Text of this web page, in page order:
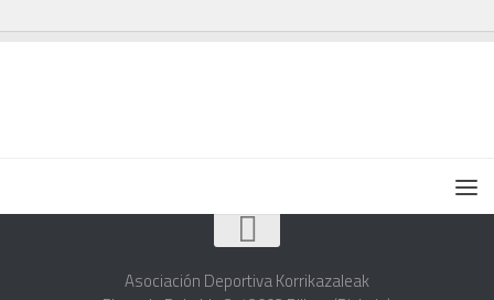
Asociación Deportiva Korrikazaleak